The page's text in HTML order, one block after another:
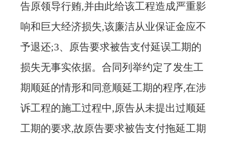
告原领导行贿,并由此给该工程造成严重影
响和巨大经济损失,该廉洁从业保证金应不
予退还;3、原告要求被告支付延误工期的
损失无事实依据。合同列举约定了发生工
期顺延的情形和同意顺延工期的程序,在涉
诉工程的施工过程中,原告从未提出过顺延
工期的要求,故原告要求被告支付拖延工期